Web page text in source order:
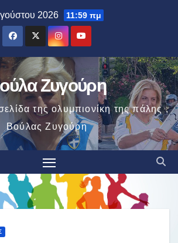
2026 11:59 πμ
Ζυγούρη
της ολυμπιονίκη της πάλης ,
Βούλας Ζυγούρη